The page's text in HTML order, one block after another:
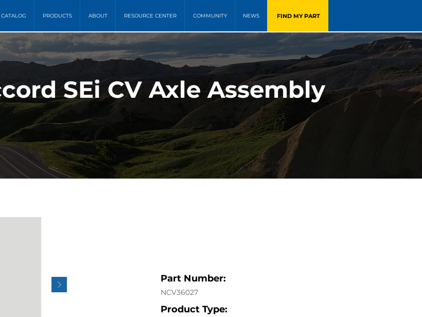
PRODUCTS ABOUT RESOURCE CENTER COMMUNITY NEWS FIND MY PART
SEi CV Axle Assembly
Part Number:
NCV36027
Product Type: